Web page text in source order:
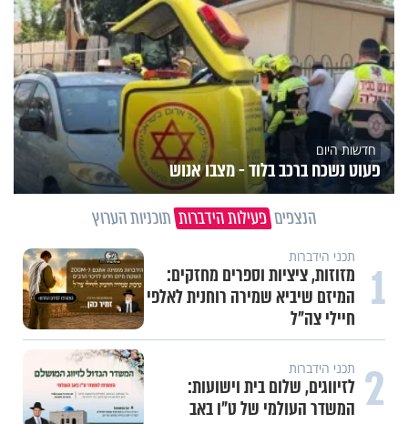
חדשות היום
פעוט נשכח ברכב בלוד - מצבו אנוש
הנצפים פעילות הידברות תוכניות הערוץ
1 תכני הידברות
מזוזות, ציציות וספרים מחזקים:
המיזם שיביא שמירה רוחנית לאלפי
חיילי צה"ל
2 תכני הידברות
לזיווגים, שלום בית וישועות:
המשדר העולמי של ט"ו באב